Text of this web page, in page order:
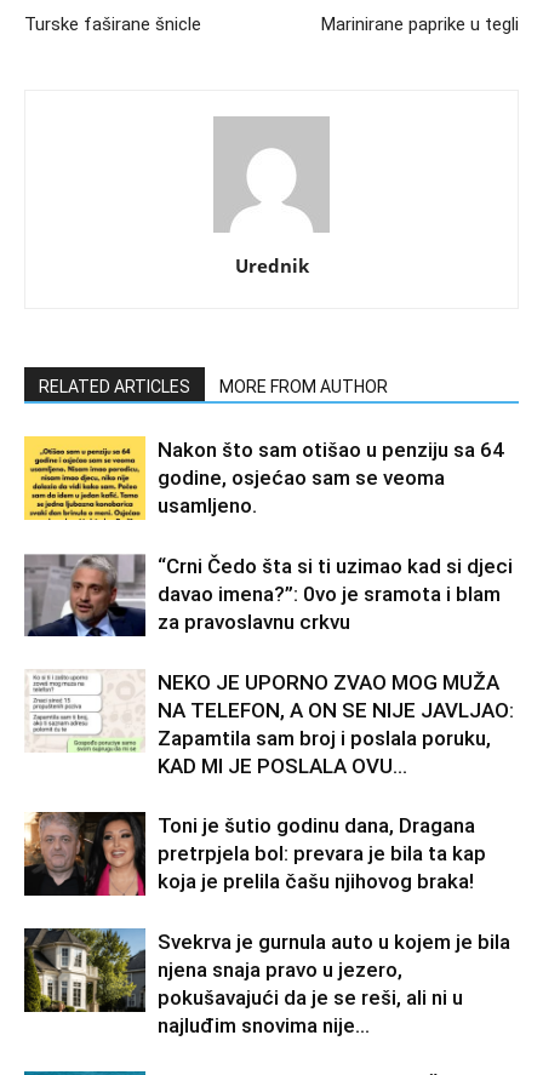
Turske faširane šnicle Marinirane paprike u tegli
Urednik
RELATED ARTICLES MORE FROM AUTHOR
Nakon što sam otišao u penziju sa 64
godine, osjećao sam se veoma
usamljeno.
“Crni Čedo šta si ti uzimao kad si djeci
davao imena?”: 0vo je sramota i blam
za pravoslavnu crkvu
NEKO JE UPORNO ZVAO MOG MUŽA
NA TELEFON, A ON SE NIJE JAVLJAO:
Zapamtila sam broj i poslala poruku,
KAD MI JE POSLALA OVU...
Toni je šutio godinu dana, Dragana
pretrpjela bol: prevara je bila ta kap
koja je prelila čašu njihovog braka!
Svekrva je gurnula auto u kojem je bila
njena snaja pravo u jezero,
pokušavajući da je se reši, ali ni u
najluđim snovima nije...